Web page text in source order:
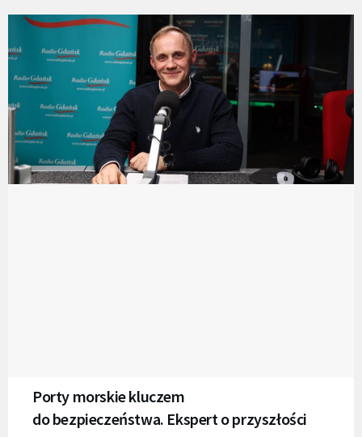
Porty morskie kluczem
do bezpieczeństwa. Ekspert o przyszłości